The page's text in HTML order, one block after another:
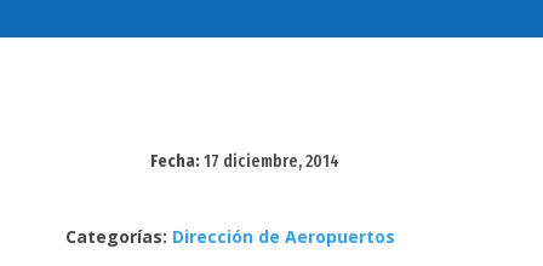
Fecha:17 diciembre, 2014
Categorías: Dirección de Aeropuertos